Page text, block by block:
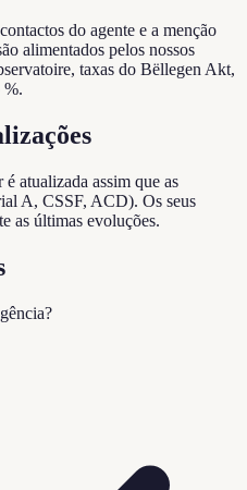
do agente e a menção
alimentados pelos nossos
taxas do Bëllegen Akt,
%.
atualizada assim que as
A, CSSF, ACD). Os seus
as últimas evoluções.